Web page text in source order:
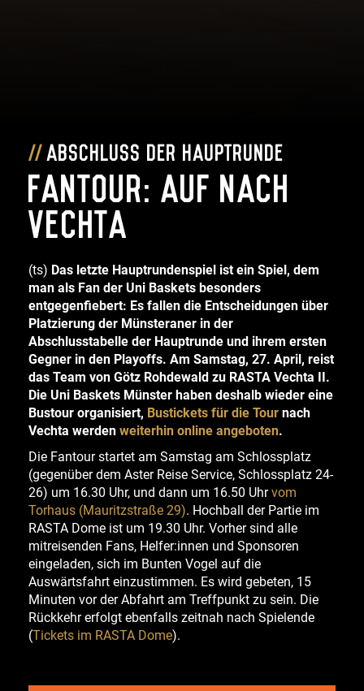
Abschluss der Hauptrunde
Fantour: Auf nach
Vechta
(ts) Das letzte Hauptrundenspiel ist ein Spiel, dem
man als Fan der Uni Baskets besonders
entgegenfiebert: Es fallen die Entscheidungen über
Platzierung der Münsteraner in der
Abschlusstabelle der Hauptrunde und ihrem ersten
Gegner in den Playoffs. Am Samstag, 27. April, reist
das Team von Götz Rohdewald zu RASTA Vechta II.
Die Uni Baskets Münster haben deshalb wieder eine
Bustour organisiert, Bustickets für die Tour nach
Vechta werden weiterhin online angeboten.
Die Fantour startet am Samstag am Schlossplatz
(gegenüber dem Aster Reise Service, Schlossplatz 24-
26) um 16.30 Uhr, und dann um 16.50 Uhrvom
Torhaus (Mauritzstraße 29). Hochball der Partie im
RASTA Dome ist um 19.30 Uhr. Vorher sind alle
mitreisenden Fans, Helfer:innen und Sponsoren
eingeladen, sich im Bunten Vogel auf die
Auswärtsfahrt einzustimmen. Es wird gebeten, 15
Minuten vor der Abfahrt am Treffpunkt zu sein. Die
Rückkehr erfolgt ebenfalls zeitnah nach Spielende
(Tickets im RASTA Dome).